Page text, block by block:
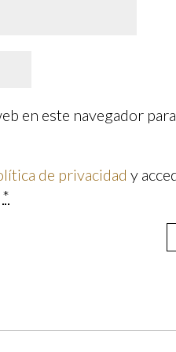
en este navegador
de privacidad y
*